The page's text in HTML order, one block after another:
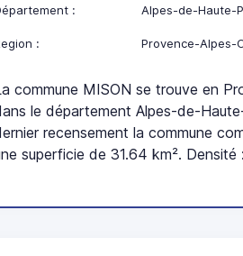
: Alpes-de-Haute-
: Provence-Alpes-
commune MISON se trouve en
le département Alpes-de-
recensement la commune
superficie de 31.64 km². Densité :